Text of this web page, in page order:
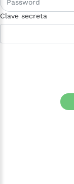
Clave secreta